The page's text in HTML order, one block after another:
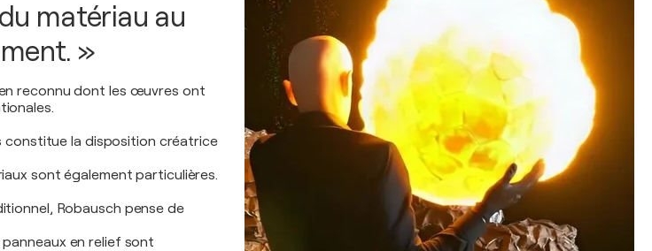
matériau au
»
reconnu dont les œuvres ont
constitue la disposition créatrice
sont également particulières.
Robausch pense de
en relief sont